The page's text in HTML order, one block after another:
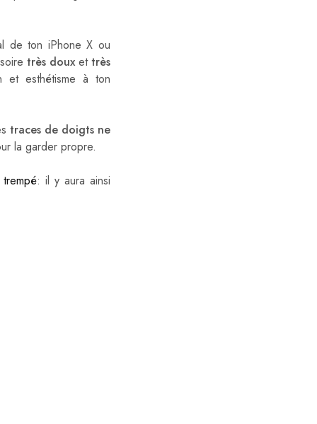
de ton iPhone X ou
très douxettrès
et esthétisme à ton
traces de doigts ne
la garder propre.
: il y aura ainsi